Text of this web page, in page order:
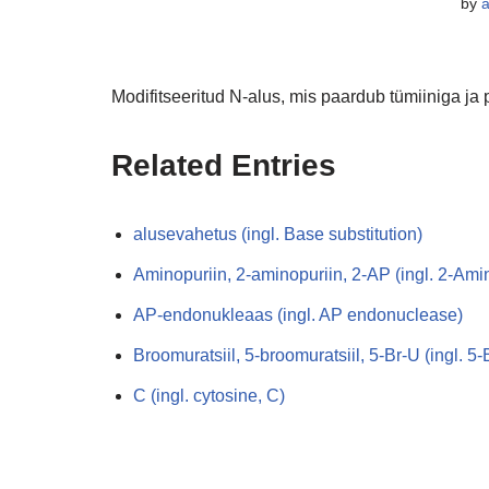
Modifitseeritud N-alus, mis paardub tümiiniga
Related Entries
alusevahetus (ingl. Base substitution)
Aminopuriin, 2-aminopuriin, 2-AP (ingl. 2-
AP-endonukleaas (ingl. AP endonuclease)
Broomuratsiil, 5-broomuratsiil, 5-Br-U (ingl.
C (ingl. cytosine, C)